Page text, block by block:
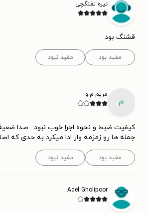
نیره تفنگچی
قشنگ بود
مفید بود مفید نبود
م
مریم م.و
کیفیت ضبط و نحوه اجرا خوب نبود . صدا
جمله ها رو زمزمه وار ادا میکرد به حدی که
مفید بود مفید نبود
Adel Gholipoor